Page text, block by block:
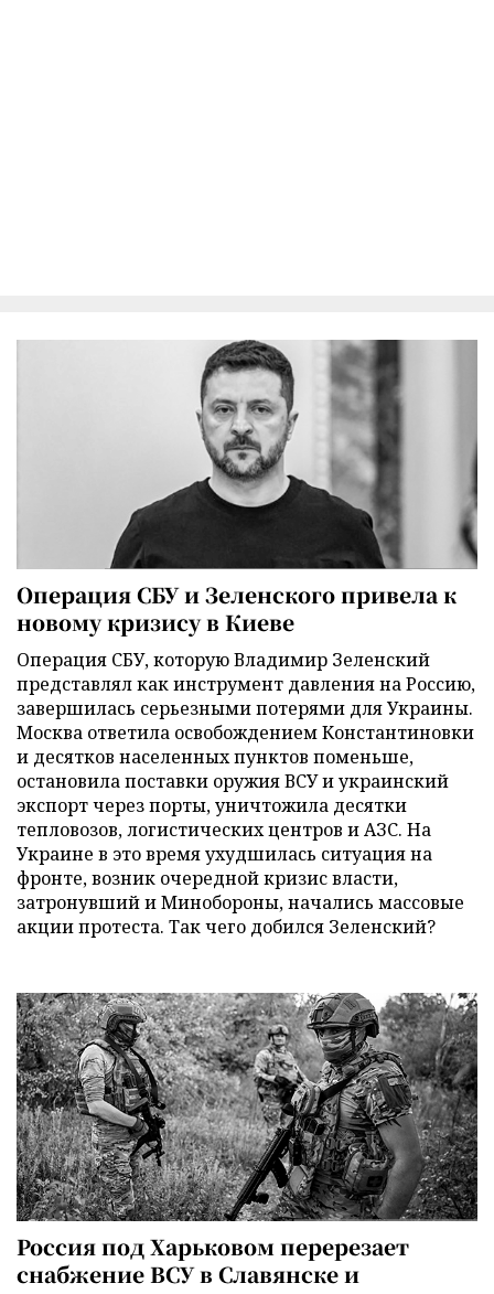
Операция СБУ и Зеленского привела к
новому кризису в Киеве
Операция СБУ, которую Владимир Зеленский
представлял как инструмент давления на Россию,
завершилась серьезными потерями для Украины.
Москва ответила освобождением Константиновки
и десятков населенных пунктов поменьше,
остановила поставки оружия ВСУ и украинский
экспорт через порты, уничтожила десятки
тепловозов, логистических центров и АЗС. На
Украине в это время ухудшилась ситуация на
фронте, возник очередной кризис власти,
затронувший и Минобороны, начались массовые
акции протеста. Так чего добился Зеленский?
Россия под Харьковом перерезает
снабжение ВСУ в Славянске и